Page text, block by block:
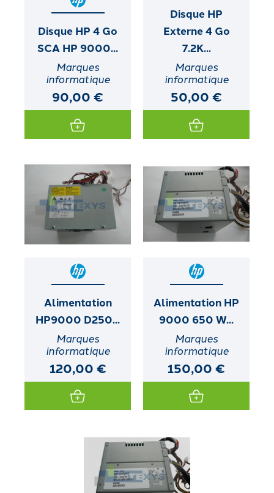
Disque HP 4 Go
SCA HP 9000...
Marques
informatique
90,00 €
Disque HP
Externe 4 Go
7.2K...
Marques
informatique
50,00 €
Alimentation
HP9000 D250...
Marques
informatique
120,00 €
Alimentation HP
9000 650 W...
Marques
informatique
150,00 €